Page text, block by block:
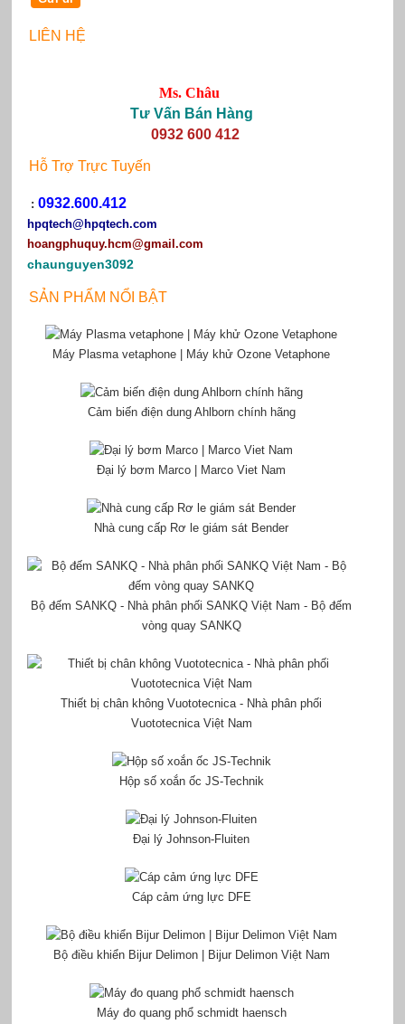
LIÊN HỆ
Ms. Châu
Tư Vấn Bán Hàng
0932 600 412
Hỗ Trợ Trực Tuyến
: 0932.600.412
hpqtech@hpqtech.com
hoangphuquy.hcm@gmail.com
chaunguyen3092
SẢN PHẨM NỔI BẬT
Máy Plasma vetaphone | Máy khử Ozone Vetaphone
Cảm biến điện dung Ahlborn chính hãng
Đại lý bơm Marco | Marco Viet Nam
Nhà cung cấp Rơ le giám sát Bender
Bộ đếm SANKQ - Nhà phân phối SANKQ Việt Nam - Bộ đếm
vòng quay SANKQ
Thiết bị chân không Vuototecnica - Nhà phân phối
Vuototecnica Việt Nam
Hộp số xoắn ốc JS-Technik
Đại lý Johnson-Fluiten
Cáp cảm ứng lực DFE
Bộ điều khiển Bijur Delimon | Bijur Delimon Việt Nam
Máy đo quang phổ schmidt haensch